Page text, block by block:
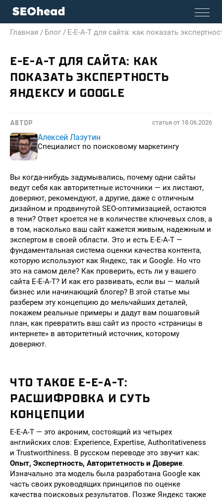
Главная / Блог / E-E-A-T для сайта: как показать
E-E-A-T ДЛЯ САЙТА: КАК
ПОКАЗАТЬ ЭКСПЕРТНОСТЬ
ЯНДЕКСУ И GOOGLE
АВТОР статья от 18.06.2026
Алексей Лазутин
Специалист по поисковому маркетингу
Вы когда-нибудь задумывались, почему одни сайты
ведут себя как авторитетные источники — их листают,
доверяют, рекомендуют, а другие, даже с отличным
дизайном и продвинутой SEO-оптимизацией, остаются
в тени? Ответ кроется не в количестве ключевых слов, а
в том, насколько ваш сайт кажется живым, надежным и
экспертом в своей области. Это и есть E-E-A-T —
фундаментальная система оценки качества контента,
которую используют как Яндекс, так и Google. Но что
это на самом деле? Как проверить, есть ли у вашего
сайта E-E-A-T? И как его развивать, если вы — малый
бизнес или начинающий блогер? В этой статье мы
разберем эту концепцию до мельчайших деталей,
покажем реальные примеры и дадут вам пошаговый
план, как превратить ваш сайт из просто «страницы в
интернете» в авторитетный источник, которому
доверяют.
ЧТО ТАКОЕ E-E-A-T:
РАСШИФРОВКА И СУТЬ
КОНЦЕПЦИИ
E-E-A-T — это акроним, состоящий из четырех
английских слов: Experience, Expertise, Authoritativeness
и Trustworthiness. В русском переводе это звучит как:
Опыт, Экспертность, Авторитетность и Доверие.
Изначально эта модель была разработана Google как
часть своих руководящих принципов по оценке
качества поисковых результатов. Позже Яндекс также